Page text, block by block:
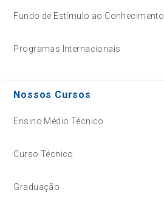
Fundo de Estímulo ao Conhecimento
Programas Internacionais
Nossos Cursos
Ensino Médio Técnico
Curso Técnico
Graduação